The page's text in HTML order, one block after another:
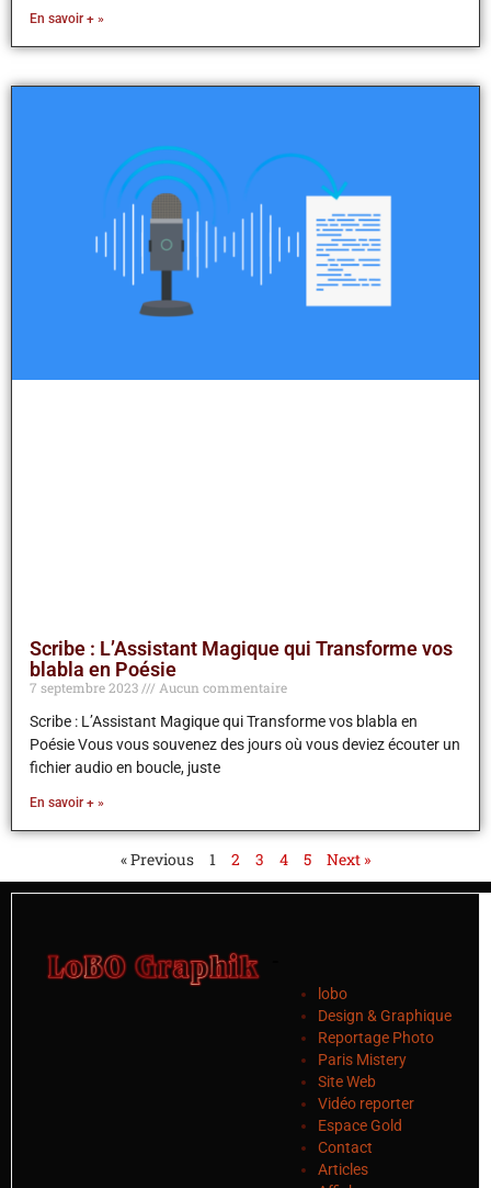
En savoir + »
Scribe : L’Assistant Magique qui Transforme vos
blabla en Poésie
7 septembre 2023
Aucun commentaire
Scribe : L’Assistant Magique qui Transforme vos blabla en
Poésie Vous vous souvenez des jours où vous deviez écouter un
fichier audio en boucle, juste
En savoir + »
« Previous 1 2 3 4 5 Next »
lobo
Design & Graphique
Reportage Photo
Paris Mistery
Site Web
Vidéo reporter
Espace Gold
Contact
Articles